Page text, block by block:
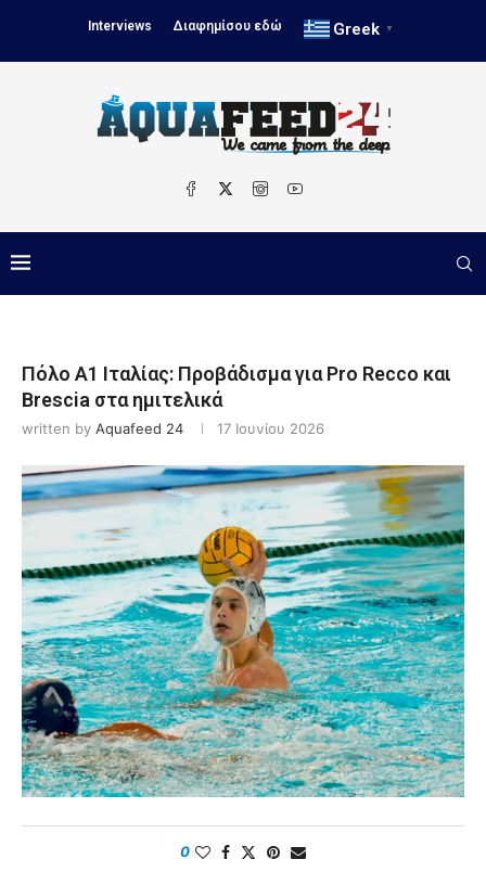
Interviews Διαφημίσου εδώ Greek ▼
Πόλο A1 Ιταλίας: Προβάδισμα για Pro Recco και
Brescia στα ημιτελικά
written by Aquafeed 24 17 Ιουνίου 2026
0